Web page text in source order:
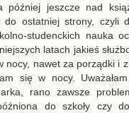
później jeszcze nad
do ostatniej strony, czyli
studenckich nauka
latach jakieś
nocy, nawet za porządki i
się w nocy.
rano zawsze
do szkoły czy